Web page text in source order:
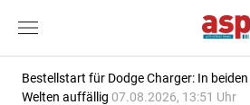
Bestellstart für Dodge Charger: In beiden
Welten auffällig 07.08.2026, 13:51 Uhr